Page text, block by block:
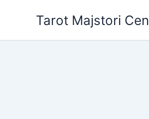
Tarot Majstori